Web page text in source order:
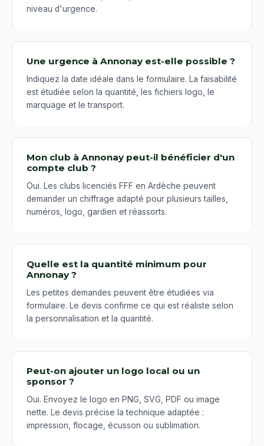
niveau d'urgence.
Une urgence à Annonay est-elle possible ?
Indiquez la date idéale dans le formulaire. La faisabilité
est étudiée selon la quantité, les fichiers logo, le
marquage et le transport.
Mon club à Annonay peut-il bénéficier d'un
compte club ?
Oui. Les clubs licenciés FFF en Ardèche peuvent
demander un chiffrage adapté pour plusieurs tailles,
numéros, logo, gardien et réassorts.
Quelle est la quantité minimum pour
Annonay ?
Les petites demandes peuvent être étudiées via
formulaire. Le devis confirme ce qui est réaliste selon
la personnalisation et la quantité.
Peut-on ajouter un logo local ou un
sponsor ?
Oui. Envoyez le logo en PNG, SVG, PDF ou image
nette. Le devis précise la technique adaptée :
impression, flocage, écusson ou sublimation.